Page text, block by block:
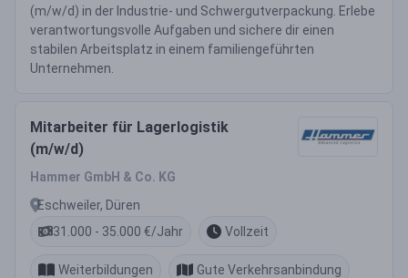
(m/w/d) in der Industrie- und Schwergutverpackung. Erlebe
verantwortungsvolle Aufgaben und sichere dir einen
stabilen Arbeitsplatz in einem familiengeführten
Unternehmen.
Mitarbeiter für Lagerlogistik
(m/w/d)
Hammer GmbH & Co. KG
Eschweiler, Düren
31.000 - 35.000 €/Jahr
Vollzeit
Weiterbildungen Gute Verkehrsanbindung